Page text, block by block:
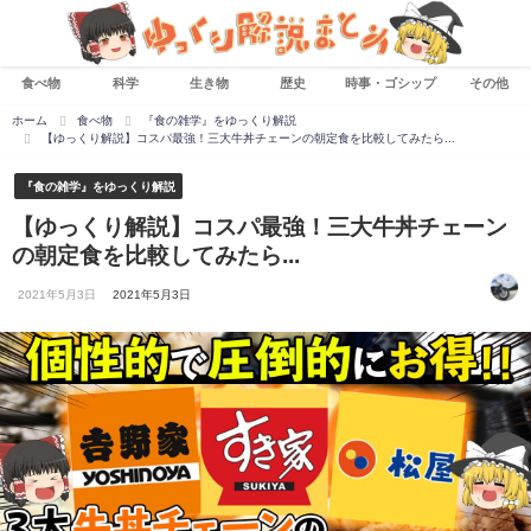
食べ物 科学 生き物 歴史 時事・ゴシップ その他
ホーム 食べ物
『食の雑学』をゆっくり解説
【ゆっくり解説】コスパ最強！三大牛丼チェーンの朝定食を比較してみたら...
『食の雑学』をゆっくり解説
【ゆっくり解説】コスパ最強！三大牛丼チェーン
の朝定食を比較してみたら...
2021年5月3日 2021年5月3日